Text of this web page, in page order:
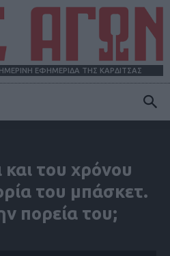
ΕΦΗΜΕΡΙΔΑ ΤΗΣ ΚΑΡΔΙΤΣΑΣ
ΑΓΩΝτου χρόνου
του μπάσκετ.
πορεία του;